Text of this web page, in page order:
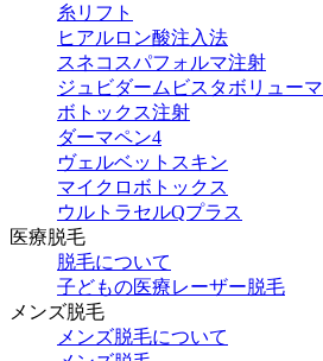
糸リフト
ヒアルロン酸注入法
スネコスパフォルマ注射
ジュビダームビスタボリューマ
ボトックス注射
ダーマペン4
ヴェルベットスキン
マイクロボトックス
ウルトラセルQプラス
医療脱毛
脱毛について
子どもの医療レーザー脱毛
メンズ脱毛
メンズ脱毛について